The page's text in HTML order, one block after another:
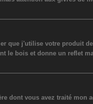
que j'utilise votre produit
le bois et donne un reflet
dont vous avez traité mon